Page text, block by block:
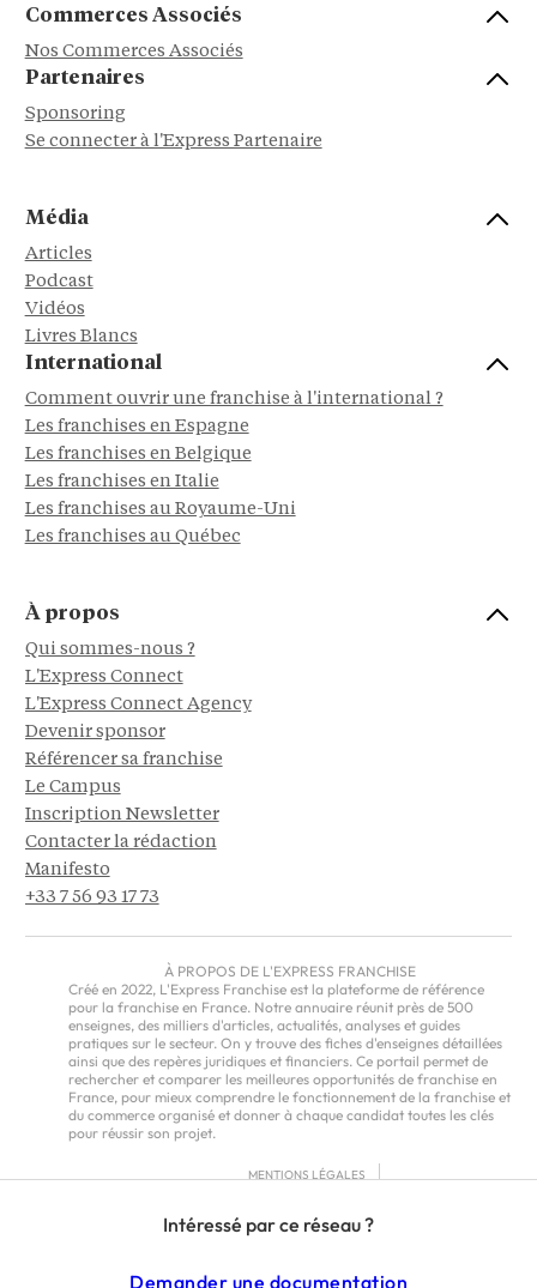
Intéressé par ce réseau ?
Demander une documentation
Commerces Associés
Nos Commerces Associés
Partenaires
Sponsoring
Se connecter à l'Express Partenaire
Média
Articles
Podcast
Vidéos
Livres Blancs
International
Comment ouvrir une franchise à l'international ?
Les franchises en Espagne
Les franchises en Belgique
Les franchises en Italie
Les franchises au Royaume-Uni
Les franchises au Québec
À propos
Qui sommes-nous ?
L'Express Connect
L'Express Connect Agency
Devenir sponsor
Référencer sa franchise
Le Campus
Inscription Newsletter
Contacter la rédaction
Manifesto
+33 7 56 93 17 73
À PROPOS DE L'EXPRESS FRANCHISE
Créé en 2022, L'Express Franchise est la plateforme de référence
pour la franchise en France. Notre annuaire réunit près de 500
enseignes, des milliers d'articles, actualités, analyses et guides
pratiques sur le secteur. On y trouve des fiches d'enseignes détaillées
ainsi que des repères juridiques et financiers. Ce portail permet de
rechercher et comparer les meilleures opportunités de franchise en
France, pour mieux comprendre le fonctionnement de la franchise et
du commerce organisé et donner à chaque candidat toutes les clés
pour réussir son projet.
MENTIONS LÉGALES
CGU